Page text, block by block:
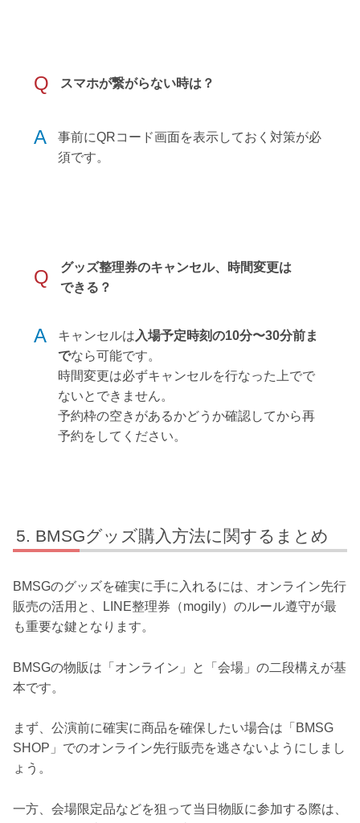
Q スマホが繋がらない時は？
A
事前にQRコード画面を表示しておく対策が必
須です。
Q
グッズ整理券のキャンセル、時間変更は
できる？
A キャンセルは 入場予定時刻の10分〜30分前ま
でなら可能です。
時間変更は必ずキャンセルを行なった上でで
ないとできません。
予約枠の空きがあるかどうか確認してから再
予約をしてください。
BMSGグッズ購入方法に関するまとめ
BMSGのグッズを確実に手に入れるには、オンライン先行
販売の活用と、LINE整理券（mogily）のルール遵守が最
も重要な鍵となります。
BMSGの物販は「オンライン」と「会場」の二段構えが基
本です。
まず、公演前に確実に商品を確保したい場合は「BMSG
SHOP」でのオンライン先行販売を逃さないようにしまし
ょう。
一方、会場限定品などを狙って当日物販に参加する際は、